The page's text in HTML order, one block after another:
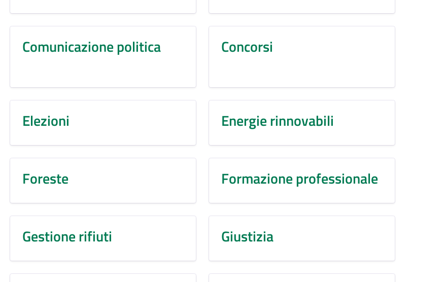
Comunicazione politica Concorsi
Elezioni Energie rinnovabili
Foreste Formazione professionale
Gestione rifiuti Giustizia